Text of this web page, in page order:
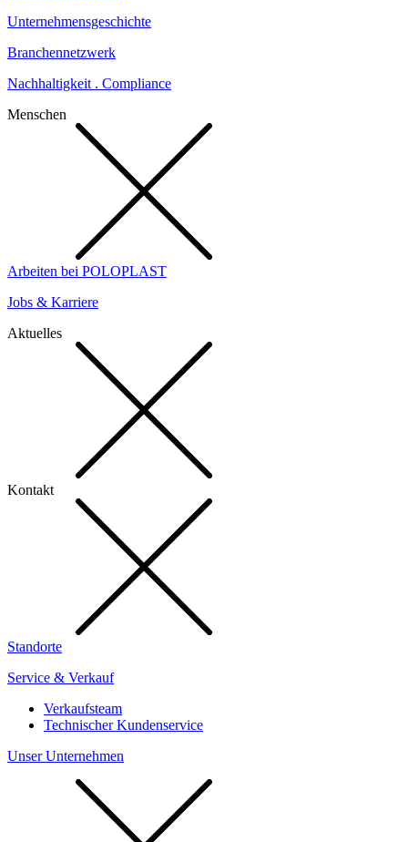
Unternehmensgeschichte
Branchennetzwerk
Nachhaltigkeit . Compliance
Menschen
Arbeiten bei POLOPLAST
Jobs & Karriere
Aktuelles
Kontakt
Standorte
Service & Verkauf
Verkaufsteam
Technischer Kundenservice
Unser Unternehmen